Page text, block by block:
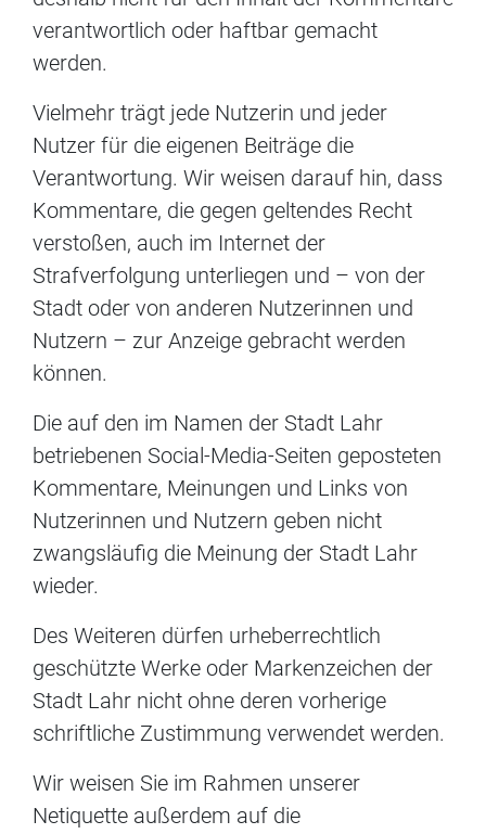
verantwortlich oder haftbar gemacht
werden.
Vielmehr trägt jede Nutzerin und jeder
Nutzer für die eigenen Beiträge die
Verantwortung. Wir weisen darauf hin, dass
Kommentare, die gegen geltendes Recht
verstoßen, auch im Internet der
Strafverfolgung unterliegen und – von der
Stadt oder von anderen Nutzerinnen und
Nutzern – zur Anzeige gebracht werden
können.
Die auf den im Namen der Stadt Lahr
betriebenen Social-Media-Seiten geposteten
Kommentare, Meinungen und Links von
Nutzerinnen und Nutzern geben nicht
zwangsläufig die Meinung der Stadt Lahr
wieder.
Des Weiteren dürfen urheberrechtlich
geschützte Werke oder Markenzeichen der
Stadt Lahr nicht ohne deren vorherige
schriftliche Zustimmung verwendet werden.
Wir weisen Sie im Rahmen unserer
Netiquette außerdem auf die